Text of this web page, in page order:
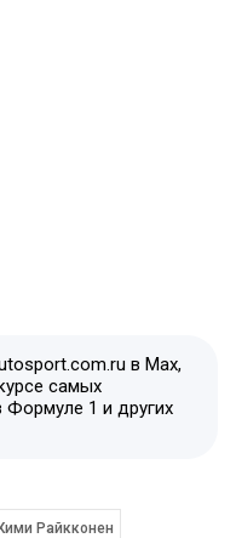
в Max,
самых
Формуле 1 и других
Райкконен